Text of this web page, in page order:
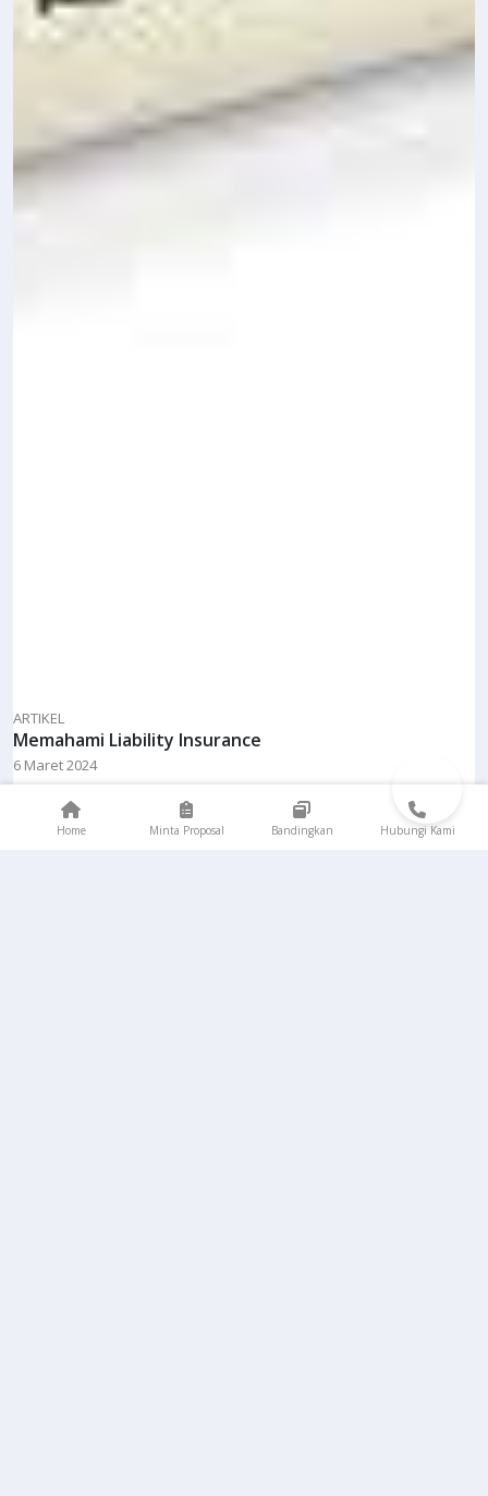
ARTIKEL
Memahami Liability Insurance
6 Maret 2024
Home Minta Proposal Bandingkan Hubungi Kami